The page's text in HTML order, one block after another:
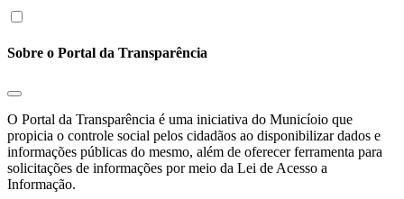
Sobre o Portal da Transparência
O Portal da Transparência é uma iniciativa do Municíoio que
propicia o controle social pelos cidadãos ao disponibilizar dados e
informações públicas do mesmo, além de oferecer ferramenta para
solicitações de informações por meio da Lei de Acesso a
Informação.